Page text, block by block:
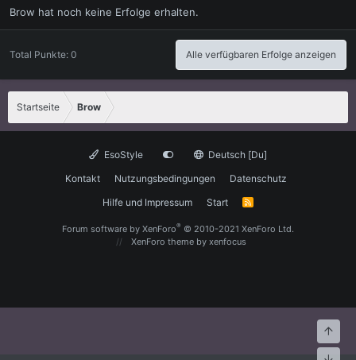
Brow hat noch keine Erfolge erhalten.
Total Punkte: 0 Alle verfügbaren Erfolge anzeigen
Startseite Brow
EsoStyle
Deutsch [Du]
Kontakt
Nutzungsbedingungen
Datenschutz
Hilfe und Impressum
Start
R
Forum software by XenForo® © 2010-2021 XenForo Ltd.
XenForo theme by xenfocus
Oben